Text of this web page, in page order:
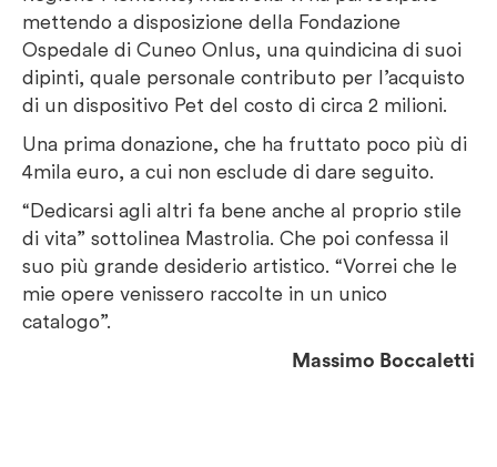
mettendo a disposizione della Fondazione
Ospedale di Cuneo Onlus, una quindicina di suoi
dipinti, quale personale contributo per l’acquisto
di un dispositivo Pet del costo di circa 2 milioni.
Una prima donazione, che ha fruttato poco più di
4mila euro, a cui non esclude di dare seguito.
“Dedicarsi agli altri fa bene anche al proprio stile
di vita” sottolinea Mastrolia. Che poi confessa il
suo più grande desiderio artistico. “Vorrei che le
mie opere venissero raccolte in un unico
catalogo”.
Massimo Boccaletti